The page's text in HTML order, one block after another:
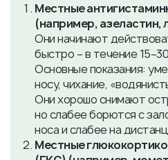
Местные
(например, азеластин,
Они начинают
быстро – в течение
Основные показания:
носу, чихание,
Они хорошо снимают
но слабее борются с
носа и слабее на
Местные